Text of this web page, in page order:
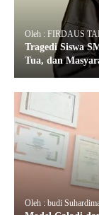
Oleh : FIRDAUS
Tragedi Siswa
Tua, dan
Oleh : budi